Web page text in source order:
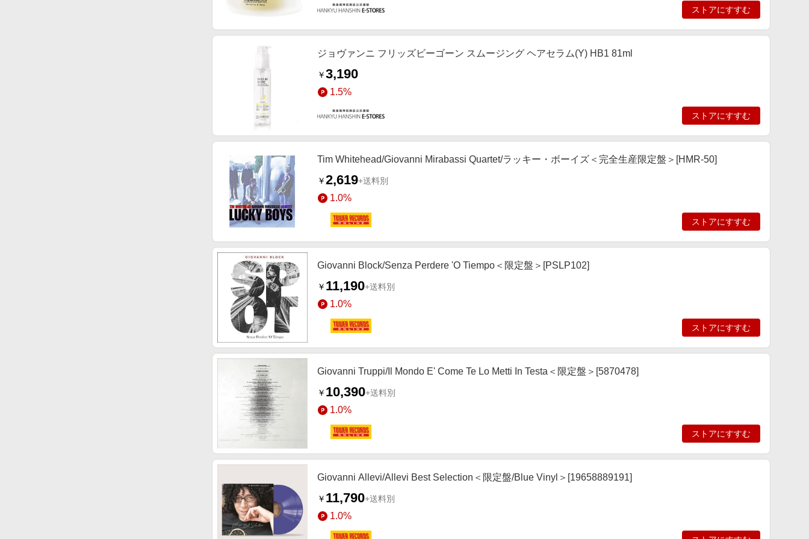
ストアにすすむ
ジョヴァンニ フリッズビーゴーン スムージング ヘアセラム(Y) HB1 81ml
￥3,190
1.5%
ストアにすすむ
Tim Whitehead/Giovanni Mirabassi Quartet/ラッキー・ボーイズ＜完全生産限定盤＞[HMR-50]
￥2,619+送料別
1.0%
ストアにすすむ
Giovanni Block/Senza Perdere 'O Tiempo＜限定盤＞[PSLP102]
￥ 11,190+送料別
1.0%
ストアにすすむ
Giovanni Truppi/Il Mondo E' Come Te Lo Metti In Testa＜限定盤＞[5870478]
￥ 10,390+送料別
1.0%
ストアにすすむ
Giovanni Allevi/Allevi Best Selection＜限定盤/Blue Vinyl＞[19658889191]
￥ 11,790+送料別
1.0%